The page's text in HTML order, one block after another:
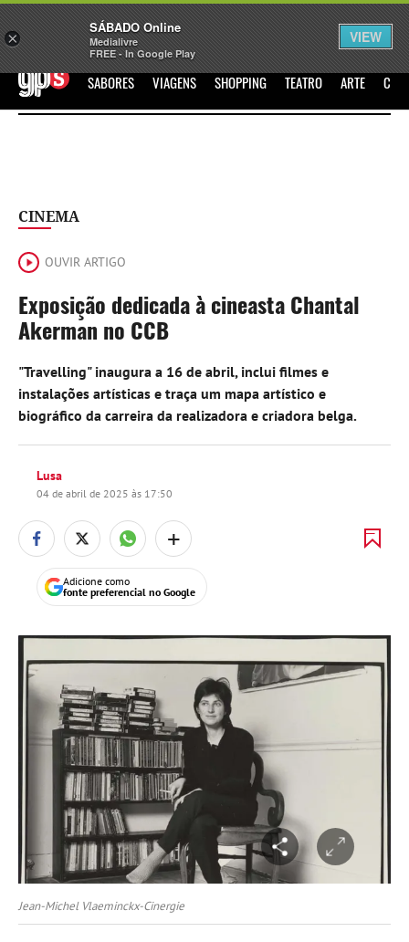
Sábado Assine Iniciar Sessão
GPS SABORES VIAGENS SHOPPING TEATRO ARTE
CINEMA
OUVIR ARTIGO
Exposição dedicada à cineasta Chantal
Akerman no CCB
"Travelling" inaugura a 16 de abril, inclui filmes e
instalações artísticas e traça um mapa artístico e
biográfico da carreira da realizadora e criadora belga.
Lusa
04 de abril de 2025 às 17:50
+
Adicione como
fonte preferencial no Google
Jean-Michel Vlaeminckx-Cinergie
×
SÁBADO Online
Medialivre
FREE - In Google Play
VIEW